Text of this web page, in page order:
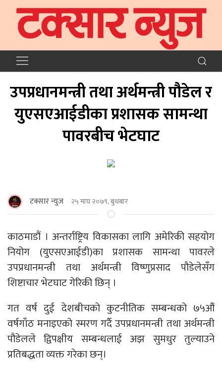
उपप्रधानमन्त्री तथा अर्थमन्त्री पौडेल र
युएसएआईडीका प्रशासक सामन्था
पावरबीच भेटघाट
टक्सार न्युज २५ माघ २०७९, बुधबार
काठमाडौं । अन्तर्राष्ट्रिय विकासका लागि अमेरिकी सहयोग
नियोग (युएसएआईडी)का प्रशासक सामन्था पावरले
उपप्रधानमन्त्री तथा अर्थमन्त्री विष्णुप्रसाद पौडेलेसँग
शिष्टाचार भेटघाट गेरिकी छिन् ।
गत वर्ष दुई देशबीचको कुटनीतिक सम्बन्धको ७५‌औं
वर्षगाँठ मनाइएको स्मरण गर्दै उपप्रधानमन्त्री तथा अर्थमन्त्री
पौडेलले द्विपक्षीय सम्बन्धलाई अझ सुमधुर तुल्याउने
प्रतिबद्धता व्यक्त गरेका छन्।